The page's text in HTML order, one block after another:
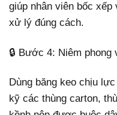
giúp nhân viên bốc xếp
xử lý đúng cách.
🔒 Bước 4: Niêm phong
Dùng băng keo chịu
kỹ các thùng carton,